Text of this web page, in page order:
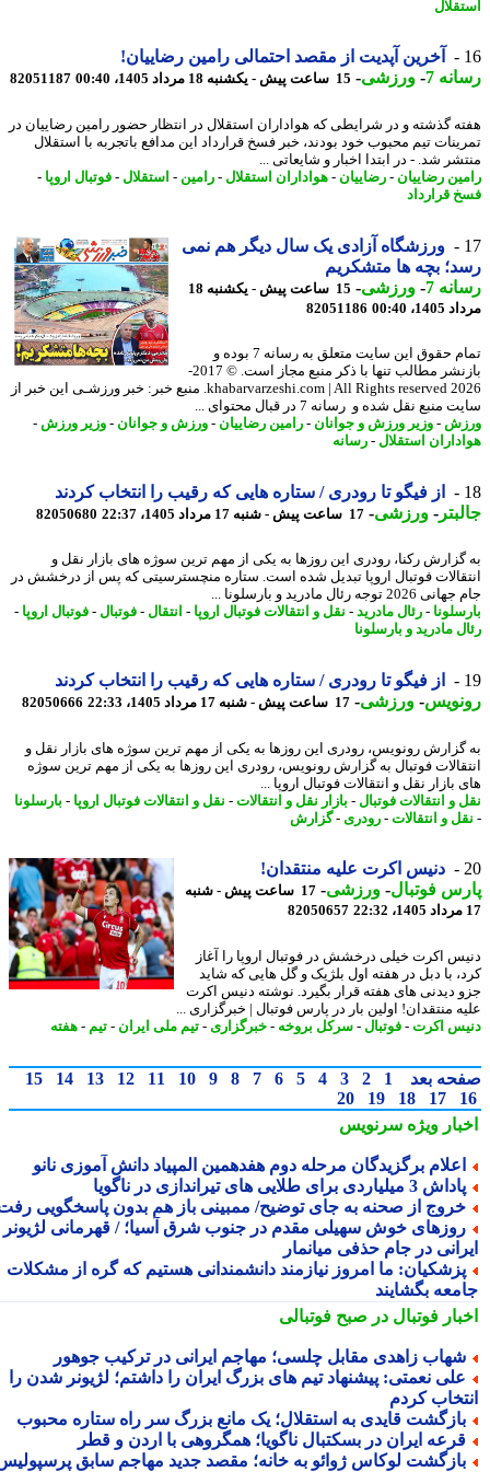
آخرین آپدیت از مقصد احتمالی رامین رضاییان!
7
-ورزشی-15 ساعت پیش - یکشنبه 18 مرداد 1405، 00:40 82051187
گذشته و در شرایطی که هواداران استقلال در انتظار حضور رامین رضاییان در
تیم محبوب خود بودند، خبر فسخ قرارداد این مدافع باتجربه با استقلال
شد. - در ابتدا اخبار و شایعاتی ...
رضاییان-رضاییان-هواداران استقلال-رامین -استقلال-فوتبال اروپا -
قرارداد
ورزشگاه آزادی یک سال دیگر هم نمی
بچه ها متشکریم
7
-ورزشی-
15 ساعت پیش - یکشنبه 18
00:40
82051186
تمام حقوق این سایت متعلق به رسانه 7 بوده و
بازنشر مطالب تنها با ذکر منبع مجاز است. © 2017-
2026 khabarvarzeshi.com | All Rights reserved. منبع خبر: خبر ورزشـی این خبر از
نقل شده و رسانه 7 در قبال محتوای ...
-وزیر ورزش و جوانان-رامین رضاییان-ورزش و جوانان-وزیر ورزش -
استقلال-رسانه
از فیگو تا رودری / ستاره هایی که رقیب را انتخاب کردند
-ورزشی-17 ساعت پیش - شنبه 17 مرداد 1405، 22:37 82050680
رکنا، رودری این روزها به یکی از مهم ترین سوژه های بازار نقل و
فوتبال اروپا تبدیل شده است. ستاره منچسترسیتی که پس از درخشش در
توجه رئال مادرید و بارسلونا ...
-رئال مادرید- نقل و انتقالات فوتبال اروپا - انتقال-فوتبال-فوتبال اروپا -
مادرید و بارسلونا
از فیگو تا رودری / ستاره هایی که رقیب را انتخاب کردند
-ورزشی-17 ساعت پیش - شنبه 17 مرداد 1405، 22:33 82050666
رونویس، رودری این روزها به یکی از مهم ترین سوژه های بازار نقل و
فوتبال به گزارش رونویس، رودری این روزها به یکی از مهم ترین سوژه
بازار نقل و انتقالات فوتبال اروپا ...
و انتقالات فوتبال-بازار نقل و انتقالات-نقل و انتقالات فوتبال اروپا - بارسلونا
و انتقالات-رودری- گزارش
دنیس اکرت علیه منتقدان!
فوتبال-ورزشی-
17 ساعت پیش - شنبه
82050657
اکرت خیلی درخشش در فوتبال اروپا را آغاز
با دبل در هفته اول بلژیک و گل هایی که شاید
دیدنی های هفته قرار بگیرد. نوشته دنیس اکرت
منتقدان! اولین بار در پارس فوتبال | خبرگزاری ...
اکرت- فوتبال-سرکل بروخه -خبرگزاری - تیم ملی ایران - تیم -هفته
بعد 1
2
3
4
5
6
7
8
9
10
11
12
13
14
15
17
18
19
20
ویژهسرنویس
برگزیدگان مرحله دوم هفدهمین المپیاد دانش آموزی نانو
3 میلیاردی برای طلایی های تیراندازی در ناگویا
از صحنه به جای توضیح/ ممبینی باز هم بدون پاسخگویی رفت
خوش سهیلی مقدم در جنوب شرق آسیا؛ / قهرمانی لژیونر
در جام حذفی میانمار
ما امروز نیازمند دانشمندانی هستیم که گره از مشکلات
بگشایند
فوتبال در صبح فوتبالی
زاهدی مقابل چلسی؛ مهاجم ایرانی در ترکیب جوهور
نعمتی: پیشنهاد تیم های بزرگ ایران را داشتم؛ لژیونر شدن را
کردم
قایدی به استقلال؛ یک مانع بزرگ سر راه ستاره محبوب
ایران در بسکتبال ناگویا؛ همگروهی با اردن و قطر
لوکاس ژوائو به خانه؛ مقصد جدید مهاجم سابق پرسپولیس